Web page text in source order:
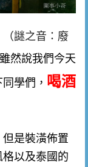
謎之音：廢
雖然說我們今天
學們， 喝酒
是裝潢佈置
以及泰國的